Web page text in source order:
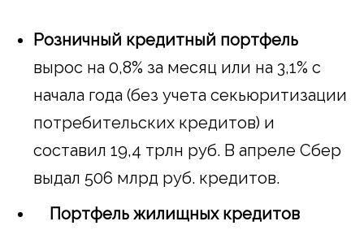
Розничный кредитный портфель
вырос на 0,8% за месяц или на 3,1% с
начала года (без учета секьюритизации
потребительских кредитов) и
составил 19,4 трлн руб. В апреле Сбер
выдал 506 млрд руб. кредитов.
Портфель жилищных кредитов